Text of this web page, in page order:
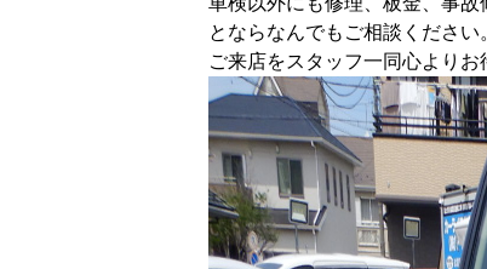
とならなんでもご相談ください
ご来店をスタッフ一同心よりお